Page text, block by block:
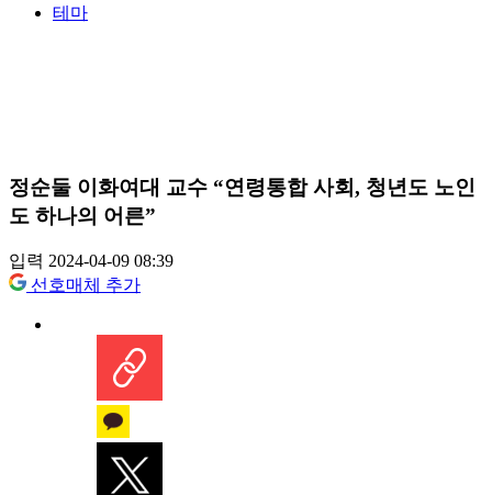
테마
정순둘 이화여대 교수 “연령통합 사회, 청년도 노인
도 하나의 어른”
입력 2024-04-09 08:39
선호매체 추가